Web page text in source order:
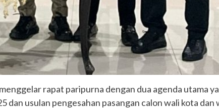
rapat paripurna dengan dua agenda utama
usulan pengesahan pasangan calon wali kota